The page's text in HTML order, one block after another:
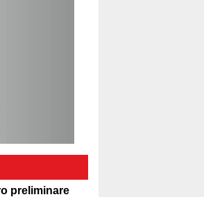
preliminare